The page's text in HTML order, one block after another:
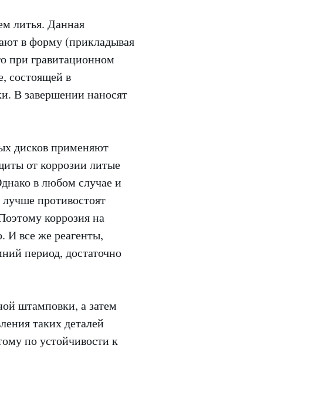
литья. Данная
в форму (прикладывая
при гравитационном
состоящей в
В завершении наносят
дисков применяют
от коррозии литые
в любом случае и
противостоят
коррозия на
И все же реагенты,
период, достаточно
штамповки, а затем
таких деталей
по устойчивости к